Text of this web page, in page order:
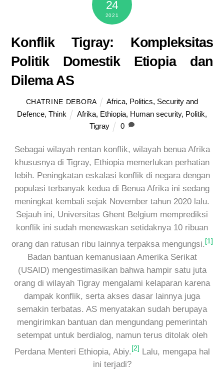
24
2021
Konflik Tigray: Kompleksitas
Politik Domestik Etiopia dan
Dilema AS
CHATRINE DEBORA Africa, Politics, Security and
Defence, Think Afrika, Ethiopia, Human security, Politik,
Tigray
0
Sebagai wilayah rentan konflik, wilayah benua Afrika
khususnya di Tigray, Ethiopia memerlukan perhatian
lebih. Peningkatan eskalasi konflik di negara dengan
populasi terbanyak kedua di Benua Afrika ini sedang
meningkat kembali sejak November tahun 2020 lalu.
Sejauh ini, Universitas Ghent Belgium memprediksi
konflik ini sudah menewaskan setidaknya 10 ribuan
orang dan ratusan ribu lainnya terpaksa mengungsi.[1]
Badan bantuan kemanusiaan Amerika Serikat
(USAID) mengestimasikan bahwa hampir satu juta
orang di wilayah Tigray mengalami kelaparan karena
dampak konflik, serta akses dasar lainnya juga
semakin terbatas. AS menyatakan sudah berupaya
mengirimkan bantuan dan mengundang pemerintah
setempat untuk berdialog, namun terus ditolak oleh
Perdana Menteri Ethiopia, Abiy. [2] Lalu, mengapa hal
ini terjadi?